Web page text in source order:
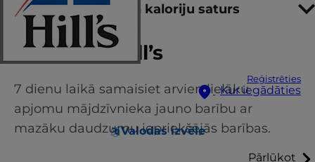
Reģistrēties
Kur iegādāties
Valodas izvēle
Pārlūkot
Vidējais uzturvielu un kaloriju saturs
Pāreja uz Hill’s
7 dienu laikā samaisiet arvien lielāku
apjomu mājdzīvnieka jauno barību ar
mazāku daudzumu iepriekšējās barības.